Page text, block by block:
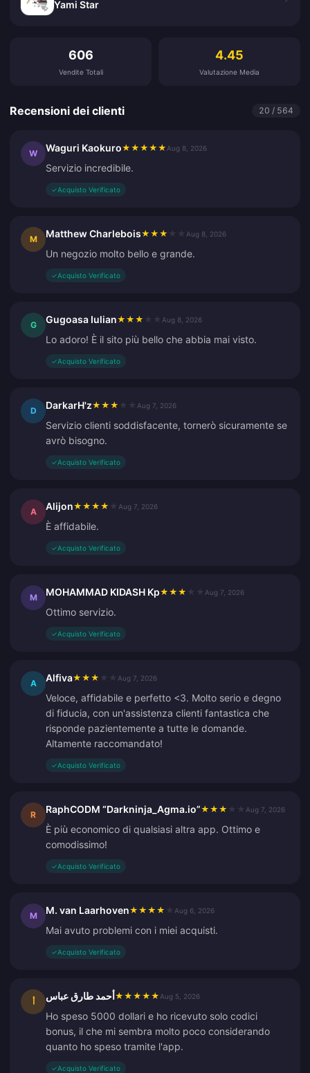
Yami Star
606
Vendite Totali
4.45
Valutazione Media
Recensioni dei clienti 20 / 564
W Waguri Kaokuro★ ★ ★ ★ ★ Aug 8, 2026
Servizio incredibile.
✓Acquisto Verificato
M Matthew Charlebois★ ★ ★ Aug 8, 2026
Un negozio molto bello e grande.
✓Acquisto Verificato
G Gugoasa Iulian★ ★ ★ Aug 8, 2026
Lo adoro! È il sito più bello che abbia mai visto.
✓Acquisto Verificato
D DarkarH'z★ ★ ★ Aug 7, 2026
Servizio clienti soddisfacente, tornerò sicuramente se
avrò bisogno.
✓Acquisto Verificato
A Alijon★ ★ ★ ★ Aug 7, 2026
È affidabile.
✓Acquisto Verificato
M MOHAMMAD KIDASH Kp★ ★ ★ Aug 7, 2026
Ottimo servizio.
✓Acquisto Verificato
A Alfiva★ ★ ★ Aug 7, 2026
Veloce, affidabile e perfetto <3. Molto serio e degno
di fiducia, con un'assistenza clienti fantastica che
risponde pazientemente a tutte le domande.
Altamente raccomandato!
✓Acquisto Verificato
R RaphCODM “Darkninja_Agma.io”★ ★ ★ Aug 7, 2026
È più economico di qualsiasi altra app. Ottimo e
comodissimo!
✓Acquisto Verificato
M M. van Laarhoven★ ★ ★ ★ Aug 6, 2026
Mai avuto problemi con i miei acquisti.
✓Acquisto Verificato
أ أحمد طارق عباس★ ★ ★ ★ ★ Aug 5, 2026
Ho speso 5000 dollari e ho ricevuto solo codici
bonus, il che mi sembra molto poco considerando
quanto ho speso tramite l'app.
✓Acquisto Verificato